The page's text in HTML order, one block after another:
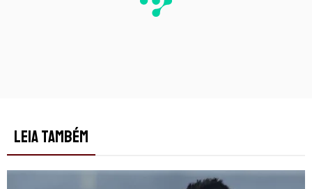
LEIA TAMBÉM